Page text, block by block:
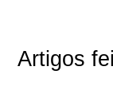
Artigos